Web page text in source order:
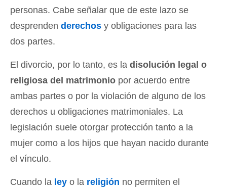
personas. Cabe señalar que de este lazo se
desprenden derechos y obligaciones para las
dos partes.
El divorcio, por lo tanto, es la disolución legal o
religiosa del matrimonio por acuerdo entre
ambas partes o por la violación de alguno de los
derechos u obligaciones matrimoniales. La
legislación suele otorgar protección tanto a la
mujer como a los hijos que hayan nacido durante
el vínculo.
Cuando la ley o la religión no permiten el